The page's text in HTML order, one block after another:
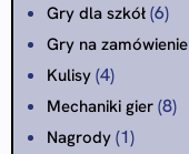
Gry dla szkół (6)
Gry na zamówienie
Kulisy (4)
Mechaniki gier (8)
Nagrody (1)